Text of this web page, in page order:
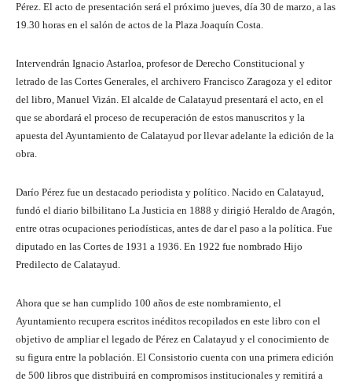
Pérez. El acto de presentación será el próximo jueves, día 30 de marzo, a las
19.30 horas en el salón de actos de la Plaza Joaquín Costa.
Intervendrán Ignacio Astarloa, profesor de Derecho Constitucional y
letrado de las Cortes Generales, el archivero Francisco Zaragoza y el editor
del libro, Manuel Vizán. El alcalde de Calatayud presentará el acto, en el
que se abordará el proceso de recuperación de estos manuscritos y la
apuesta del Ayuntamiento de Calatayud por llevar adelante la edición de la
obra.
Darío Pérez fue un destacado periodista y político. Nacido en Calatayud,
fundó el diario bilbilitano La Justicia en 1888 y dirigió Heraldo de Aragón,
entre otras ocupaciones periodísticas, antes de dar el paso a la política. Fue
diputado en las Cortes de 1931 a 1936. En 1922 fue nombrado Hijo
Predilecto de Calatayud.
Ahora que se han cumplido 100 años de este nombramiento, el
Ayuntamiento recupera escritos inéditos recopilados en este libro con el
objetivo de ampliar el legado de Pérez en Calatayud y el conocimiento de
su figura entre la población. El Consistorio cuenta con una primera edición
de 500 libros que distribuirá en compromisos institucionales y remitirá a